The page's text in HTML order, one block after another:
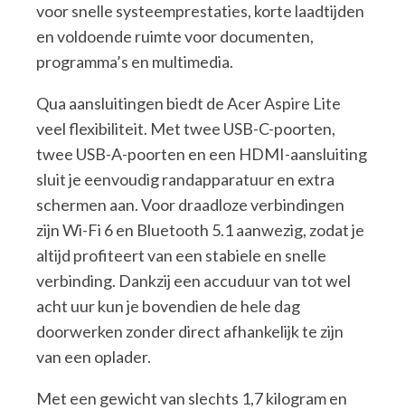
voor snelle systeemprestaties, korte laadtijden
en voldoende ruimte voor documenten,
programma’s en multimedia.
Qua aansluitingen biedt de Acer Aspire Lite
veel flexibiliteit. Met twee USB-C-poorten,
twee USB-A-poorten en een HDMI-aansluiting
sluit je eenvoudig randapparatuur en extra
schermen aan. Voor draadloze verbindingen
zijn Wi-Fi 6 en Bluetooth 5.1 aanwezig, zodat je
altijd profiteert van een stabiele en snelle
verbinding. Dankzij een accuduur van tot wel
acht uur kun je bovendien de hele dag
doorwerken zonder direct afhankelijk te zijn
van een oplader.
Met een gewicht van slechts 1,7 kilogram en